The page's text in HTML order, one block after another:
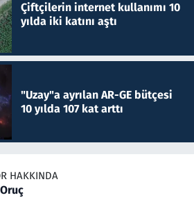
Çiftçilerin internet kullanımı 10
yılda iki katını aştı
"Uzay"a ayrılan AR-GE bütçesi
10 yılda 107 kat arttı
HAKKINDA